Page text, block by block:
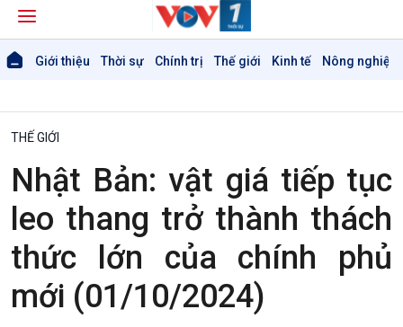
Giới thiệu Thời sự Chính trị Thế giới Kinh tế Nông nghiệp
Giới thiệu
Thời sự
Thời sự 6h
Thời sự 12h
Thời sự 18h
Thời sự 21h30
Bản tin
THẾ GIỚI
Nhật Bản: vật giá tiếp tục
leo thang trở thành thách
thức lớn của chính phủ
mới (01/10/2024)